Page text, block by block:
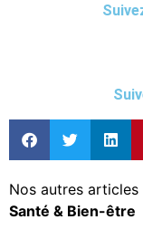
Nos autres articles
Santé & Bien-être